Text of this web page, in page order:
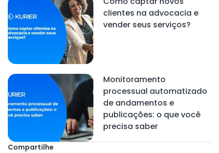
clientes na advocacia e
vender seus serviços?
Monitoramento
processual automatizado
de andamentos e
publicações: o que você
precisa saber
Compartilhe